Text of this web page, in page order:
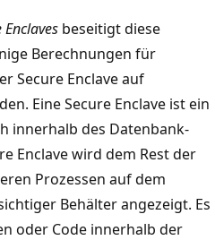
beseitigt diese
Berechnungen für
Secure Enclave auf
Eine Secure Enclave ist ein
innerhalb des Datenbank-
Enclave wird dem Rest der
Prozessen auf dem
Behälter angezeigt. Es
oder Code innerhalb der